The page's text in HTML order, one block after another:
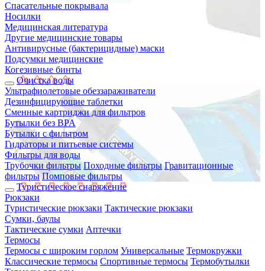
Спасательные покрывала
Носилки
Медицинская литература
Другие медицинские товары
Антивирусные (бактерицидные) маски
Подсумки медицинские
Когезивные бинты
Очистка воды
Ультрафиолетовые обеззараживатели
Дезинфицирующие таблетки
Сменные картриджи для фильтров
Бутылки без BPA
Бутылки с фильтром
Гидраторы и питьевые системы
Фильтры для воды
Трубочки фильтры Походные фильтры Гравитационные
фильтры Помповые фильтры
Туристическое снаряжение
Рюкзаки
Туристические рюкзаки Тактические рюкзаки
Сумки, баулы
Тактические сумки Аптечки
Термосы
Термосы с широким горлом Универсальные Термокружки
Классические термосы Спортивные термосы Термобутылки